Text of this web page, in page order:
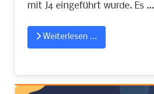
mit J4 eingeführt wurde. Es ...
Weiterlesen ...